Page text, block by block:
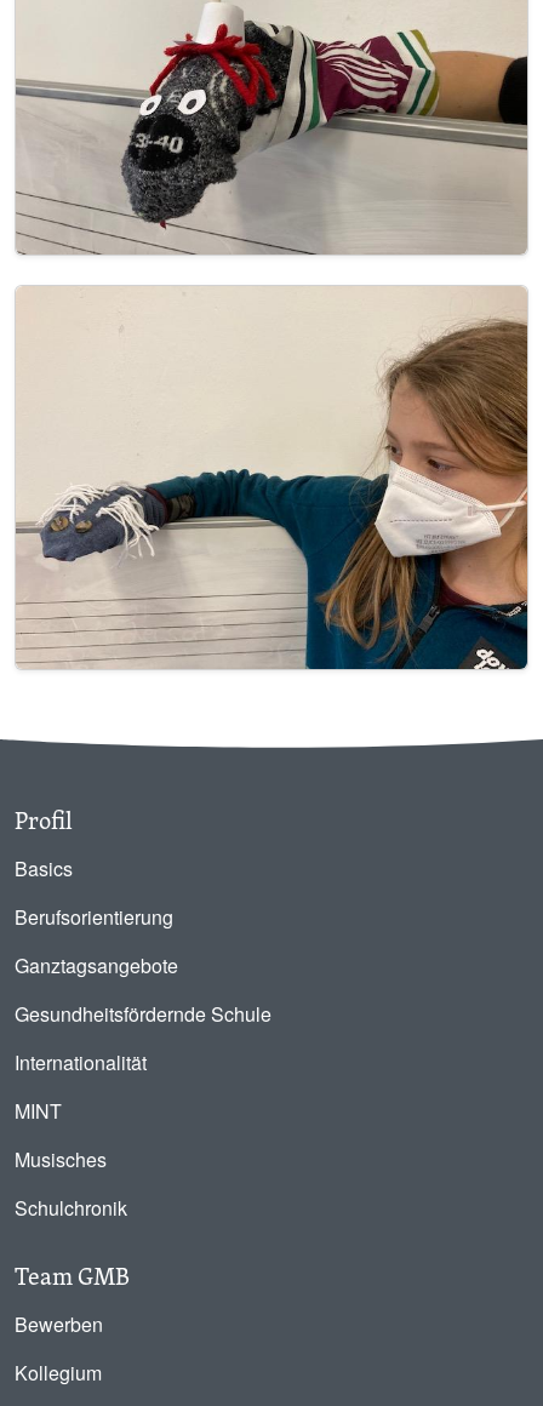
Image
Profil
Basics
Berufsorientierung
Ganztagsangebote
Gesundheitsfördernde Schule
Internationalität
MINT
Musisches
Schulchronik
Team GMB
Bewerben
Kollegium